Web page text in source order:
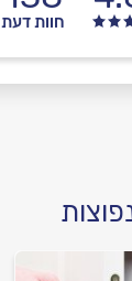
חוות דעת